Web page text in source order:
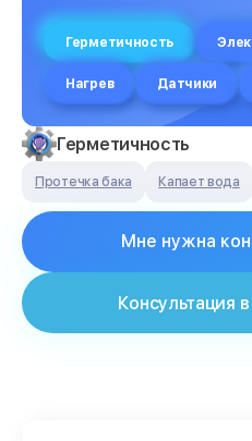
Герметичность
Нагрев Датчики
Герметичность
Протечка бака Капает вода
Мне нужна
Консультация